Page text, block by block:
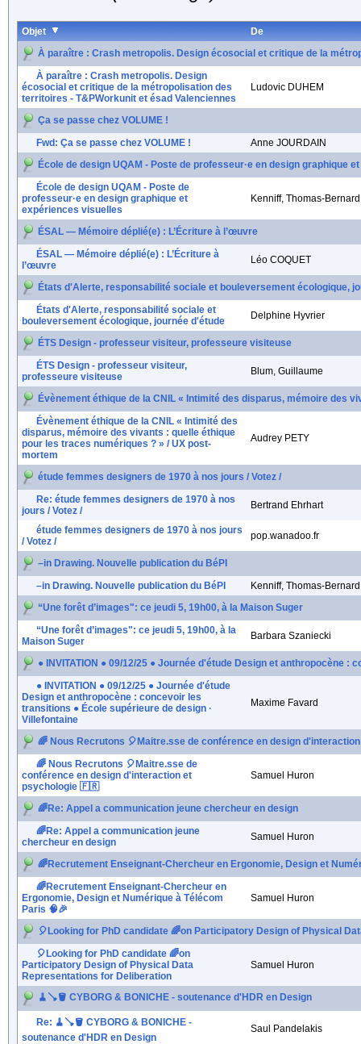
Objet
De
À paraître : Crash metropolis. Design écosocial et critique de la
À paraître : Crash metropolis. Design
écosocial et critique de la métropolisation des
territoires - T&PWorkunit et ésad Valenciennes
Ludovic DUHEM
Ça se passe chez VOLUME !
Fwd: Ça se passe chez VOLUME !
Anne JOURDAIN
École de design UQAM - Poste de professeur·e en design graphique
École de design UQAM - Poste de
professeur·e en design graphique et
expériences visuelles
Kenniff, Thomas-Bernard
ÉSAL — Mémoire déplié(e) : L’Écriture à l’œuvre
ÉSAL — Mémoire déplié(e) : L’Écriture à
l’œuvre
Léo COQUET
États d'Alerte, responsabilité sociale et bouleversement écologique,
États d'Alerte, responsabilité sociale et
bouleversement écologique, journée d'étude
Delphine Hyvrier
ÉTS Design - professeur visiteur, professeure visiteuse
ÉTS Design - professeur visiteur,
professeure visiteuse
Blum, Guillaume
Évènement éthique de la CNIL « Intimité des disparus, mémoire des
Évènement éthique de la CNIL « Intimité des
disparus, mémoire des vivants : quelle éthique
pour les traces numériques ? » / UX post-
mortem
Audrey PETY
étude femmes designers de 1970 à nos jours / Votez /
Re: étude femmes designers de 1970 à nos
jours / Votez /
Bertrand Ehrhart
étude femmes designers de 1970 à nos jours
/ Votez /
pop.wanadoo.fr
–in Drawing. Nouvelle publication du BéPI
–in Drawing. Nouvelle publication du BéPI
Kenniff, Thomas-Bernard
“Une forêt d’images": ce jeudi 5, 19h00, à la Maison Suger
“Une forêt d’images": ce jeudi 5, 19h00, à la
Maison Suger
Barbara Szaniecki
● INVITATION ● 09/12/25 ● Journée d'étude Design et anthropocène
● INVITATION ● 09/12/25 ● Journée d'étude
Design et anthropocène : concevoir les
transitions ● École supérieure de design ·
Villefontaine
Maxime Favard
🌈 Nous Recrutons 🎈Maitre.sse de conférence en design
🌈 Nous Recrutons 🎈Maitre.sse de
conférence en design d'interaction et
psychologie 🇫🇷
Samuel Huron
🌈Re: Appel a communication jeune chercheur en design
🌈Re: Appel a communication jeune
chercheur en design
Samuel Huron
🌈Recrutement Enseignant-Chercheur en Ergonomie, Design et
🌈Recrutement Enseignant-Chercheur en
Ergonomie, Design et Numérique à Télécom
Paris 🧠🎉
Samuel Huron
🎈Looking for PhD candidate 🌈on Participatory Design of Physical
🎈Looking for PhD candidate 🌈on
Participatory Design of Physical Data
Representations for Deliberation
Samuel Huron
🧹🪠🪣 CYBORG & BONICHE - soutenance d'HDR en Design
Re: 🧹🪠🪣 CYBORG & BONICHE -
soutenance d'HDR en Design
Saul Pandelakis